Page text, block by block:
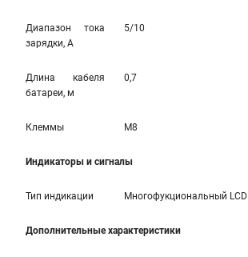
Диапазон тока
зарядки, А
5/10
Длина кабеля
батареи, м
0,7
Клеммы M8
Индикаторы и сигналы
Тип индикации Многофукциональный LCD
Дополнительные характеристики